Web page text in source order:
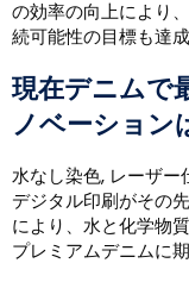
の効率の向上により
続可能性の目標も達
現在デニムで
ノベーション
水なし染色, レーザー
デジタル印刷がその
により、水と化学物
プレミアムデニムに